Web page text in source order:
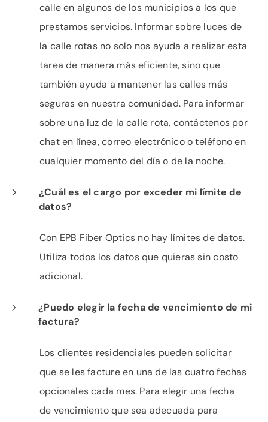
calle en algunos de los municipios a los que
prestamos servicios. Informar sobre luces de
la calle rotas no solo nos ayuda a realizar esta
tarea de manera más eficiente, sino que
también ayuda a mantener las calles más
seguras en nuestra comunidad. Para informar
sobre una luz de la calle rota, contáctenos por
chat en línea, correo electrónico o teléfono en
cualquier momento del día o de la noche.
¿Cuál es el cargo por exceder mi límite de
datos?
Con EPB Fiber Optics no hay límites de datos.
Utiliza todos los datos que quieras sin costo
adicional.
¿Puedo elegir la fecha de vencimiento de mi
factura?
Los clientes residenciales pueden solicitar
que se les facture en una de las cuatro fechas
opcionales cada mes. Para elegir una fecha
de vencimiento que sea adecuada para